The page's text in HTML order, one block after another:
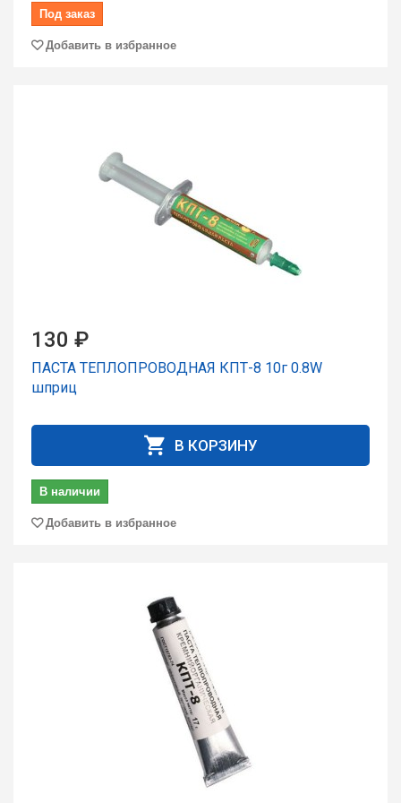
Под заказ
Добавить в избранное
130 ₽
ПАСТА ТЕПЛОПРОВОДНАЯ КПТ-8 10г 0.8W
шпpиц
В КОРЗИНУ
В наличии
Добавить в избранное